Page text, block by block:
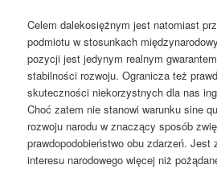
Celem dalekosiężnym jest natomiast
podmiotu w stosunkach
pozycji jest jedynym realnym
stabilności rozwoju. Ogranicza też
skuteczności niekorzystnych dla nas
Choć zatem nie stanowi warunku sine
rozwoju narodu w znaczący sposób
prawdopodobieństwo obu zdarzeń.
interesu narodowego więcej niż